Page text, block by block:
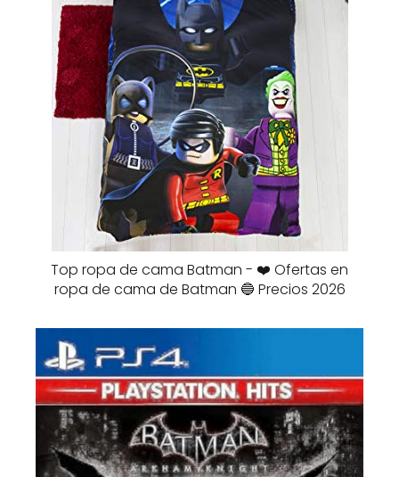
Top ropa de cama Batman - ❤️ Ofertas en
ropa de cama de Batman 🔵 Precios 2026